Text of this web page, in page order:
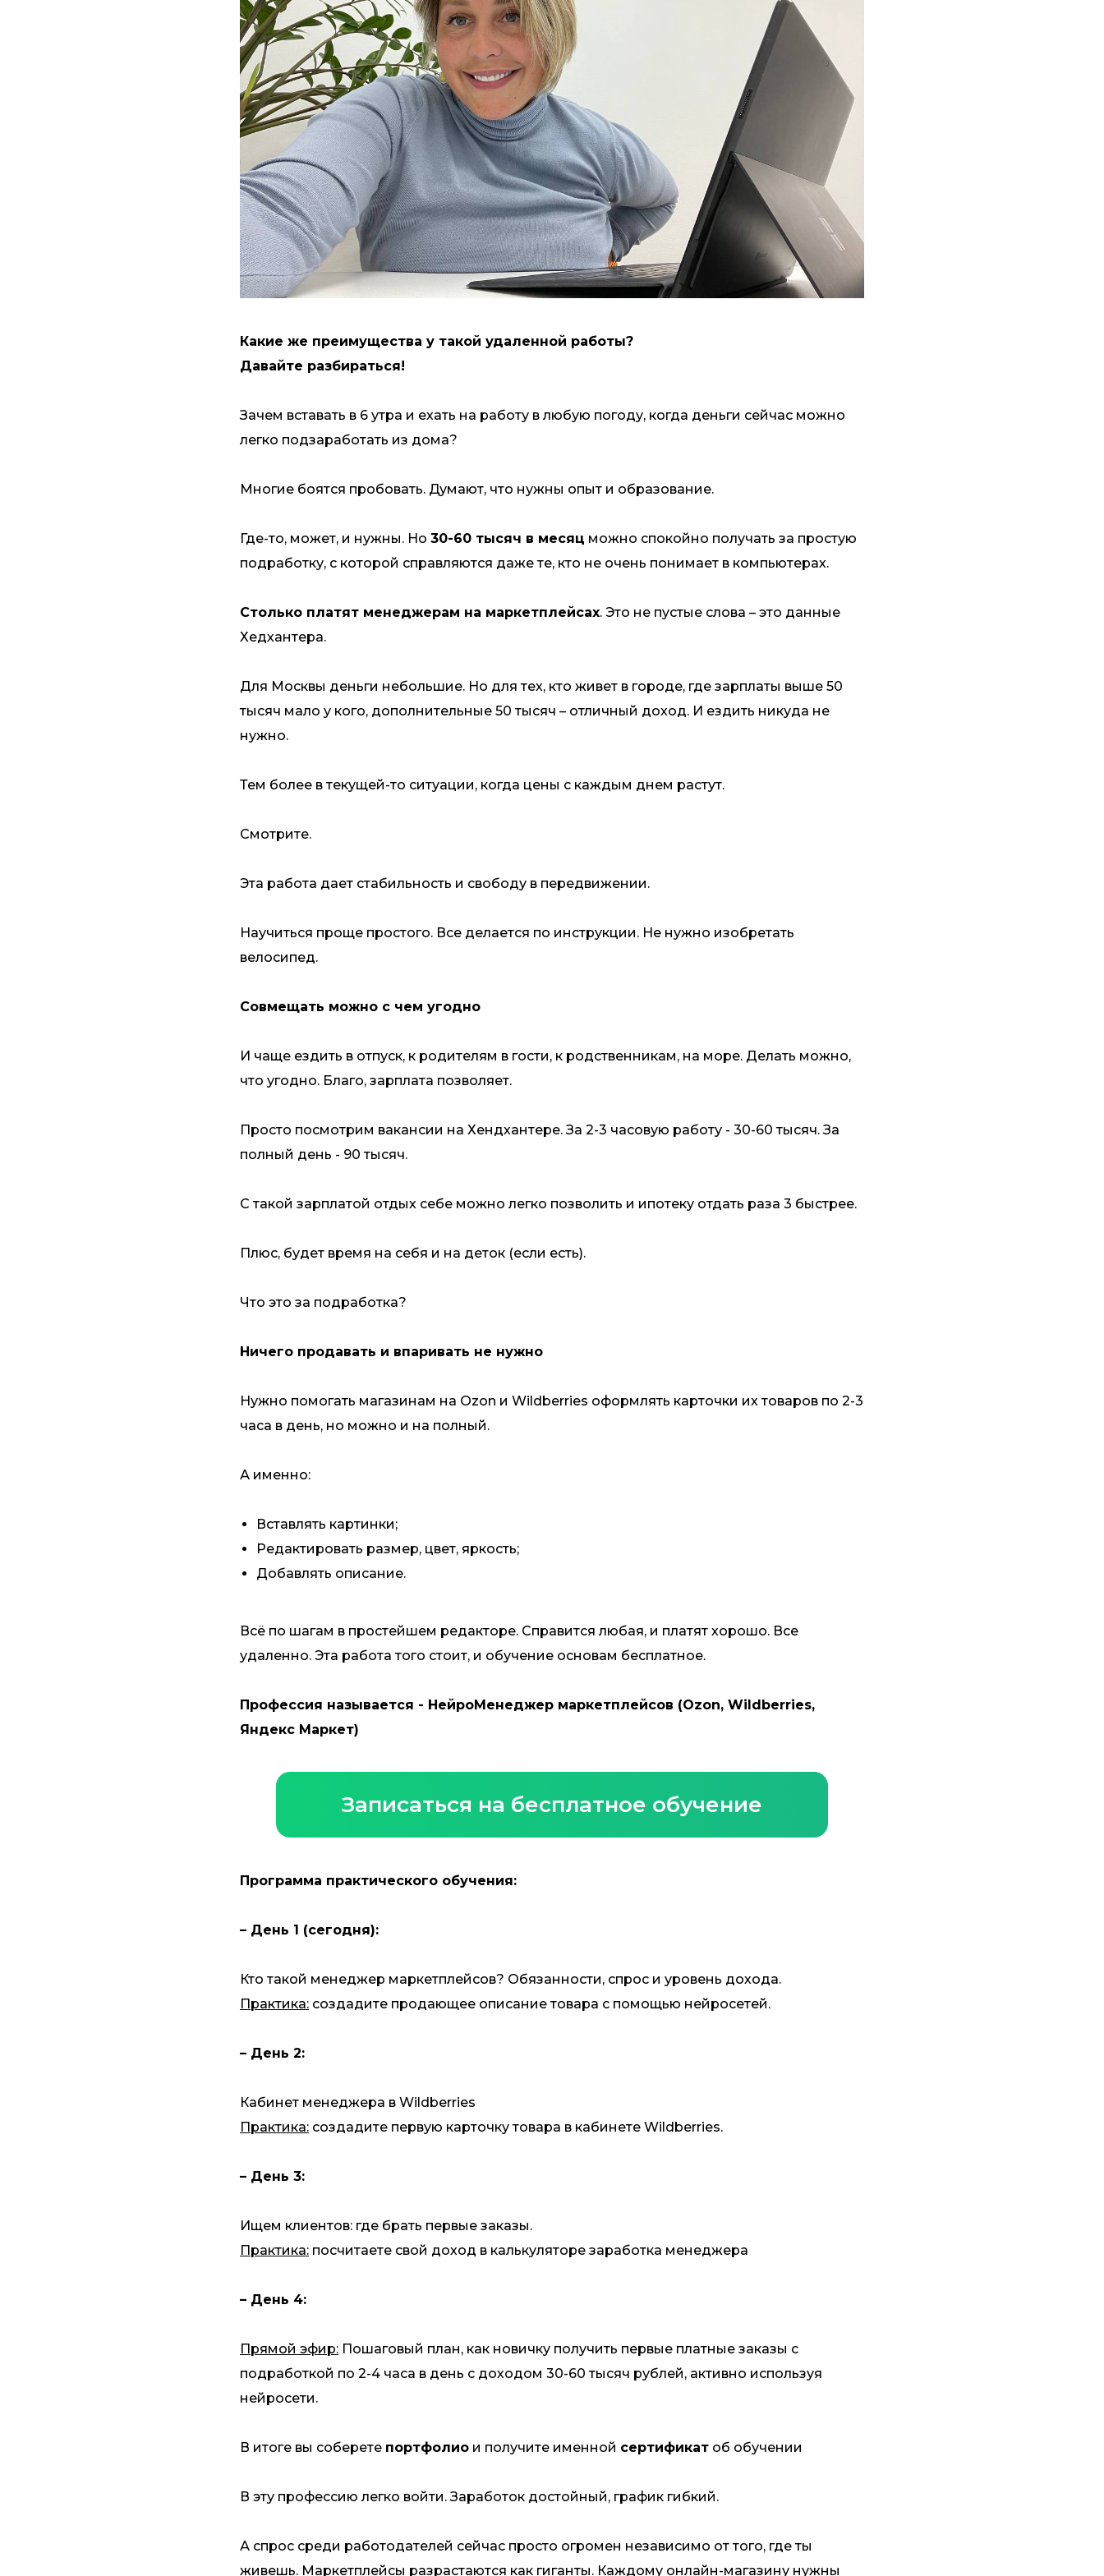
Какие же преимущества у такой удаленной работы?
Давайте разбираться!
Зачем вставать в 6 утра и ехать на работу в любую погоду, когда деньги сейчас можно
легко подзаработать из дома?
Многие боятся пробовать. Думают, что нужны опыт и образование.
Где-то, может, и нужны. Но 30-60 тысяч в месяц можно спокойно получать за простую
подработку, с которой справляются даже те, кто не очень понимает в компьютерах.
Столько платят менеджерам на маркетплейсах. Это не пустые слова – это данные
Хедхантера.
Для Москвы деньги небольшие. Но для тех, кто живет в городе, где зарплаты выше 50
тысяч мало у кого, дополнительные 50 тысяч – отличный доход. И ездить никуда не
нужно.
Тем более в текущей-то ситуации, когда цены с каждым днем растут.
Смотрите.
Эта работа дает стабильность и свободу в передвижении.
Научиться проще простого. Все делается по инструкции. Не нужно изобретать
велосипед.
Совмещать можно с чем угодно
И чаще ездить в отпуск, к родителям в гости, к родственникам, на море. Делать можно,
что угодно. Благо, зарплата позволяет.
Просто посмотрим вакансии на Хендхантере. За 2-3 часовую работу - 30-60 тысяч. За
полный день - 90 тысяч.
С такой зарплатой отдых себе можно легко позволить и ипотеку отдать раза 3 быстрее.
Плюс, будет время на себя и на деток (если есть).
Что это за подработка?
Ничего продавать и впаривать не нужно
Нужно помогать магазинам на Ozon и Wildberries оформлять карточки их товаров по 2-3
часа в день, но можно и на полный.
А именно:
Вставлять картинки;
Редактировать размер, цвет, яркость;
Добавлять описание.
Всё по шагам в простейшем редакторе. Справится любая, и платят хорошо. Все
удаленно. Эта работа того стоит, и обучение основам бесплатное.
Профессия называется - НейроМенеджер маркетплейсов (Ozon, Wildberries,
Яндекс Маркет)
Записаться на бесплатное обучение
Программа практического обучения:
– День 1 (сегодня):
Кто такой менеджер маркетплейсов? Обязанности, спрос и уровень дохода.
Практика: создадите продающее описание товара с помощью нейросетей.
– День 2:
Кабинет менеджера в Wildberries
Практика: создадите первую карточку товара в кабинете Wildberries.
– День 3:
Ищем клиентов: где брать первые заказы.
Практика: посчитаете свой доход в калькуляторе заработка менеджера
– День 4:
Прямой эфир: Пошаговый план, как новичку получить первые платные заказы с
подработкой по 2-4 часа в день с доходом 30-60 тысяч рублей, активно используя
нейросети.
В итоге вы соберете портфолио и получите именной сертификат об обучении
В эту профессию легко войти. Заработок достойный, график гибкий.
А спрос среди работодателей сейчас просто огромен независимо от того, где ты
живешь. Маркетплейсы разрастаются как гиганты. Каждому онлайн-магазину нужны